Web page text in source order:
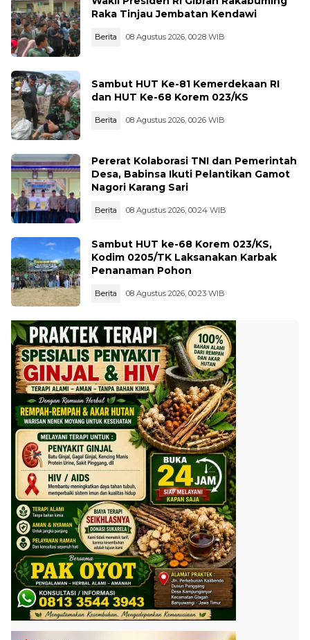
Raka Tinjau Jembatan Kendawi
Berita 08 Agustus 2026, 00:28 WIB
Sambut HUT Ke-81 Kemerdekaan RI
dan HUT Ke-68 Korem 023/KS
Berita 08 Agustus 2026, 00:26 WIB
Pererat Kolaborasi TNI dan Pemerintah
Desa, Babinsa Ikuti Pelantikan Gamot
Nagori Karang Sari
Berita 08 Agustus 2026, 00:24 WIB
Sambut HUT ke-68 Korem 023/KS,
Kodim 0205/TK Laksanakan Karbak
Penanaman Pohon
Berita 08 Agustus 2026, 00:23 WIB